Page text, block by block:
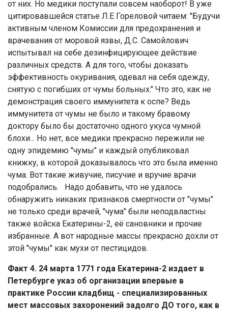
от них. Но медики поступали совсем наоборот! В уже
цитировавшейся статье Л.Е Гореловой читаем: "Будучи
активным членом Комиссии для предохранения и
врачевания от моровой язвы, Д.С. Самойлович
испытывал на себе дезинфицирующее действие
различных средств. А для того, чтобы доказать
эффективность окуривания, одевал на себя одежду,
снятую с погибших от чумы больных." Что это, как не
демонстрация своего иммунитета к оспе? Ведь
иммунитета от чумы не было и такому бравому
доктору было бы достаточно одного укуса чумной
блохи... Но нет, все медики прекрасно пережили не
одну эпидемию "чумы" и каждый опубликовал
книжку, в которой доказывалось что это была именно
чума. Вот такие живучие, писучие и вручие врачи
подобрались. Надо добавить, что не удалось
обнаружить никаких признаков смертности от "чумы"
не только среди врачей, "чума" были неподвластны
также войска Екатерины-2, её сановники и прочие
избранные. А вот народные массы прекрасно дохли от
этой "чумы" как мухи от пестицидов.
Факт 4. 24 марта 1771 года Екатерина-2 издает в
Петербурге указ об организации впервые в
практике России кладбищ - специализированных
мест массовых захоронений задолго ДО того, как в